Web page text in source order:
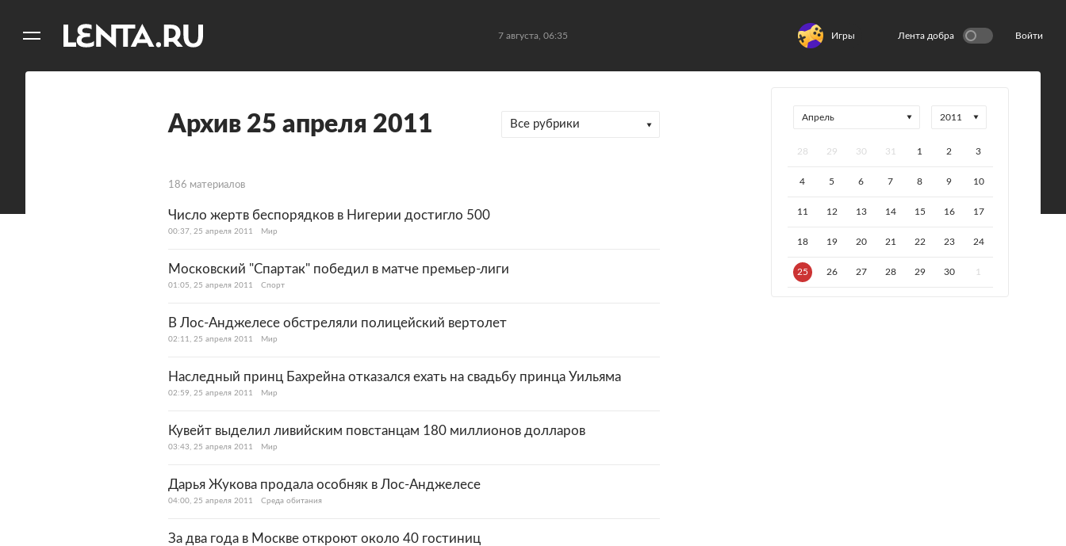
7 августа, 06:35 Игры Лента добра Войти
Архив 25 апреля 2011 Все рубрики
186 материалов
Число жертв беспорядков в Нигерии достигло 500
00:37, 25 апреля 2011 Мир
Московский "Спартак" победил в матче премьер-лиги
01:05, 25 апреля 2011 Спорт
В Лос-Анджелесе обстреляли полицейский вертолет
02:11, 25 апреля 2011 Мир
Наследный принц Бахрейна отказался ехать на свадьбу принца Уильяма
02:59, 25 апреля 2011 Мир
Кувейт выделил ливийским повстанцам 180 миллионов долларов
03:43, 25 апреля 2011 Мир
Дарья Жукова продала особняк в Лос-Анджелесе
04:00, 25 апреля 2011 Среда обитания
За два года в Москве откроют около 40 гостиниц
28 29 30 31 1 2 3
4 5 6 7 8 9 10
11 12 13 14 15 16 17
18 19 20 21 22 23 24
25 26 27 28 29 30 1